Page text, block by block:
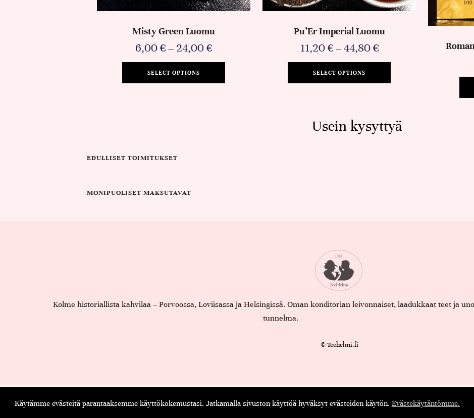
Misty Green Luomu
6,00€– 24,00€
SELECT OPTIONS
Pu’Er Imperial Luomu
11,20€ – 44,80€
SELECT OPTIONS
Usein kysyttyä
EDULLISET TOIMITUKSET
MONIPUOLISET MAKSUTAVAT
Kolme historiallista kahvilaa – Porvoossa, Loviisassa ja Helsingissä. Oman konditorian leivonnaiset, laadukkaat teet ja
tunnelma.
© Teehelmi.fi
Käytämme evästeitä parantaaksemme käyttökokemustasi. Jatkamalla sivuston käyttöä hyväksyt evästeiden käytön. Evästekäytäntömme.